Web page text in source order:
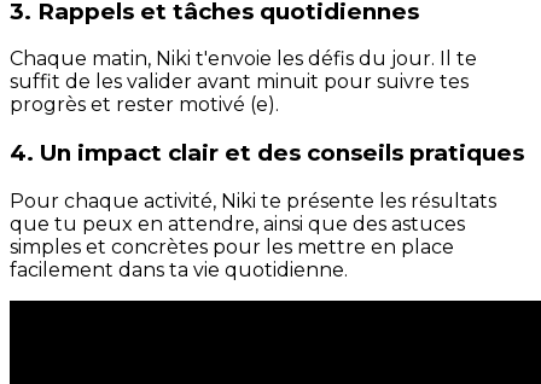
3. Rappels et tâches quotidiennes
Chaque matin, Niki t'envoie les défis du jour. Il te
suffit de les valider avant minuit pour suivre tes
progrès et rester motivé (e).
4. Un impact clair et des conseils pratiques
Pour chaque activité, Niki te présente les résultats
que tu peux en attendre, ainsi que des astuces
simples et concrètes pour les mettre en place
facilement dans ta vie quotidienne.